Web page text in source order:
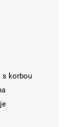
s korbou